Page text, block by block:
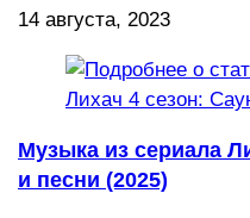
14 августа, 2023
Музыка из сериала
и песни (2025)